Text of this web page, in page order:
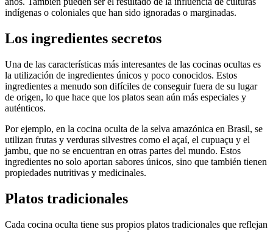
indígenas o coloniales que han sido ignoradas o marginadas.
Los ingredientes secretos
Una de las características más interesantes de las cocinas ocultas es
la utilización de ingredientes únicos y poco conocidos. Estos
ingredientes a menudo son difíciles de conseguir fuera de su lugar
de origen, lo que hace que los platos sean aún más especiales y
auténticos.
Por ejemplo, en la cocina oculta de la selva amazónica en Brasil, se
utilizan frutas y verduras silvestres como el açaí, el cupuaçu y el
jambu, que no se encuentran en otras partes del mundo. Estos
ingredientes no solo aportan sabores únicos, sino que también tienen
propiedades nutritivas y medicinales.
Platos tradicionales
Cada cocina oculta tiene sus propios platos tradicionales que reflejan